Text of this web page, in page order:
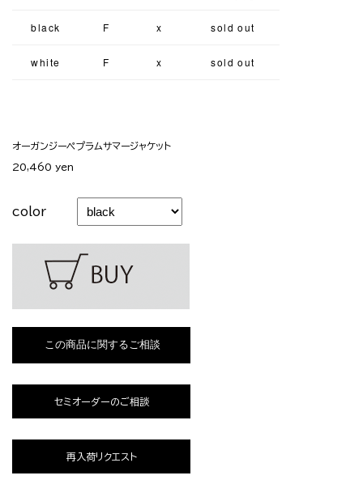
black F x sold out
white F x sold out
オーガンジーペプラムサマージャケット
20,460 yen
color
セミオーダーのご相談
再入荷リクエスト